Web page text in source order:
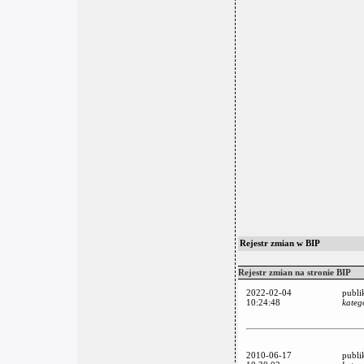
Rejestr zmian w BIP
Rejestr zmian na stronie BIP
2022-02-04
10:24:48
2010-06-17